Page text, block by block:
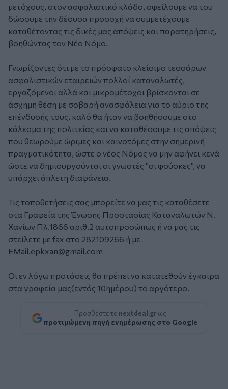
μετόχους, στον ασφαλιστικό κλάδο, οφείλουμε να του
δώσουμε την δέουσα προσοχή να συμμετέχουμε
καταθέτοντας τις δικές μας απόψεις και παρατηρήσεις,
βοηθώντας τον Νέο Νόμο.
Γνωρίζοντες ότι με το πρόσφατο κλείσιμο τεσσάρων
ασφαλιστικών εταιρειών πολλοί καταναλωτές,
εργαζόμενοι αλλά και μικρομέτοχοι βρίσκονται σε
άσχημη θέση με σοβαρή ανασφάλεια για το αύριο της
επένδυσής τους, καλό θα ήταν να βοηθήσουμε στο
κάλεσμα της πολιτείας και να καταθέσουμε τις απόψεις
που θεωρούμε ώριμες και καινοτόμες στην σημερινή
πραγματικότητα, ώστε ο νέος Νόμος να μην αφήνει κενά
ώστε να δημιουργούνται οι γνωστές "οι φούσκες", να
υπάρχει άπλετη διαφάνεια.
Τις τοποθετήσεις σας μπορείτε να μας τις καταθέσετε
στα Γραφεία της Ένωσης Προστασίας Καταναλωτών Ν.
Χανίων Πλ.1866 αριθ.2 αυτοπροσώπως ή να μας τις
στείλετε με fax στο 282109266 ή με
EMail.epkxan@gmail.com
Οι εν λόγω προτάσεις θα πρέπει να κατατεθούν έγκαιρα
στα γραφεία μας(εντός 10ημέρου) το αργότερο.
Προσθέστε το nextdeal.gr ως
προτιμώμενη πηγή ενημέρωσης στο Google